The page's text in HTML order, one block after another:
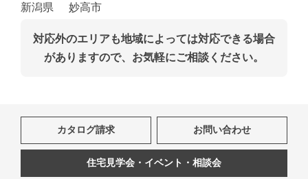
新潟県 妙高市
対応外のエリアも地域によっては対応できる場合
がありますので、お気軽にご相談ください。
カタログ請求 お問い合わせ
住宅見学会・イベント・相談会